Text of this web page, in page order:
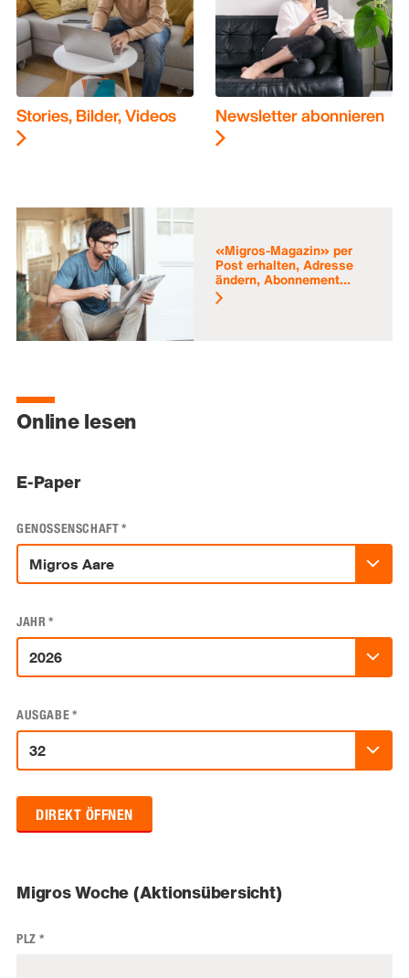
Stories, Bilder, Videos Newsletter abonnieren
«Migros-Magazin» per
Post erhalten, Adresse
ändern, Abonnement...
Online lesen
E-Paper
GENOSSENSCHAFT*
JAHR*
AUSGABE*
DIREKT ÖFFNEN
Migros Woche (Aktionsübersicht)
PLZ *